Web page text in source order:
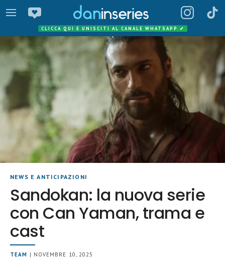
CLICCA QUI E UNISCITI AL CANALE WHATSAPP ✔
NEWS E ANTICIPAZIONI
Sandokan: la nuova serie
con Can Yaman, trama e
cast
TEAM | NOVEMBRE 10, 2025